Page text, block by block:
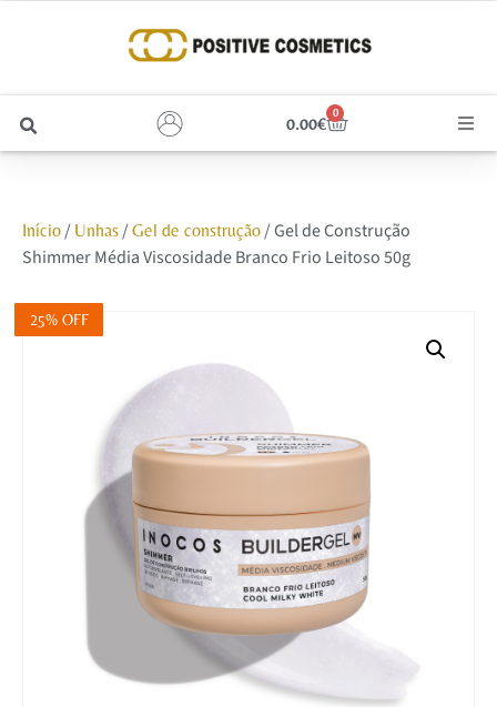
0.00€
0
Unhas
Corpo e Estética
Início/ Unhas/ Gel de construção/ Gel de Construção
Shimmer Média Viscosidade Branco Frio Leitoso 50g
25% OFF